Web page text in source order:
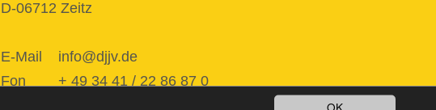
OK
D-06712 Zeitz
E-Mail info@djjv.de
Fon + 49 34 41 / 22 86 87 0